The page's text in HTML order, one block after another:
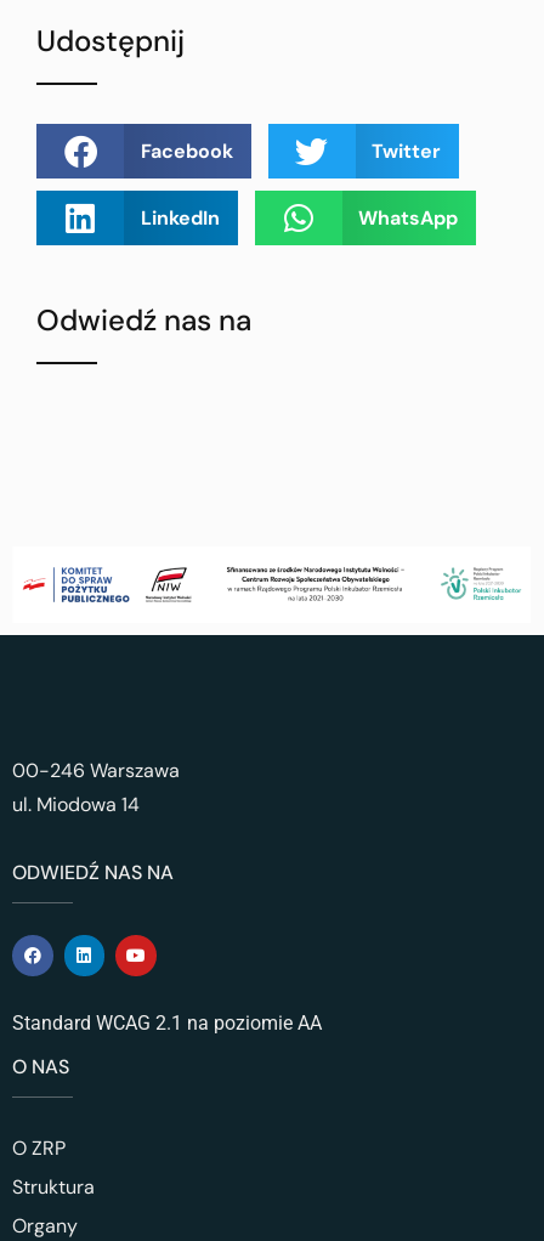
Udostępnij
Facebook Twitter
LinkedIn WhatsApp
Odwiedź nas na
00-246 Warszawa
ul. Miodowa 14
ODWIEDŹ NAS NA
Standard WCAG 2.1 na poziomie AA
O NAS
O ZRP
Struktura
Organy